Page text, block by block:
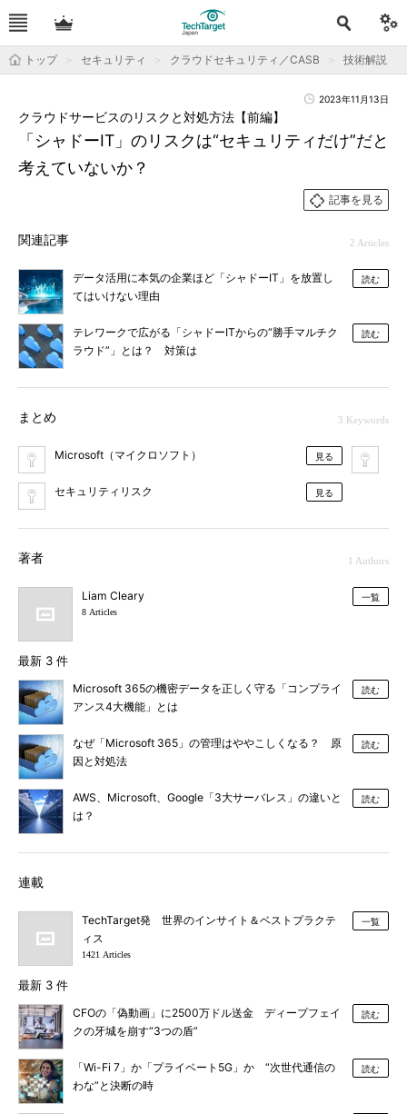
トップ セキュリティ クラウドセキュリティ／CASB 技術解説
2023年11月13日
「シャドーIT」のリスクは“セキュリティだけ”だと
考えていないか？
クラウドサービスのリスクと対処方法【前編】
記事を見る
関連記事 2 Articles
データ活用に本気の企業ほど「シャドーIT」を放置し
てはいけない理由
読む
テレワークで広がる「シャドーITからの“勝手マルチク
ラウド”」とは？ 対策は
読む
まとめ 3 Keywords
Microsoft（マイクロソフト） 見る
セキュリティリスク 見る
著者 1 Authors
Liam Cleary
8 Articles
一覧
最新 3 件
Microsoft 365の機密データを正しく守る「コンプライ
アンス4大機能」とは
読む
なぜ「Microsoft 365」の管理はややこしくなる？ 原
因と対処法
読む
AWS、Microsoft、Google「3大サーバレス」の違いと
は？
読む
連載
TechTarget発 世界のインサイト＆ベストプラクテ
ィス
1421 Articles
一覧
最新 3 件
CFOの「偽動画」に2500万ドル送金 ディープフェイ
クの牙城を崩す“3つの盾”
読む
「Wi-Fi 7」か「プライベート5G」か “次世代通信の
わな”と決断の時
読む